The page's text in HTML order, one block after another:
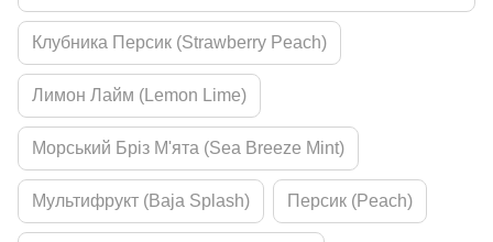
Клубника Персик (Strawberry Peach)
Лимон Лайм (Lemon Lime)
Морський Бріз М'ята (Sea Breeze Mint)
Мультифрукт (Baja Splash) Персик (Peach)